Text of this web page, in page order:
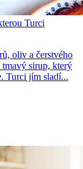
Turci
oliv a čerstvého
tmavý sirup, který
Turci jím sladí...